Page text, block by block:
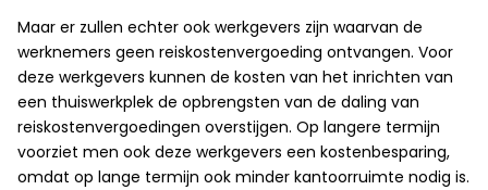
Maar er zullen echter ook werkgevers zijn waarvan de
werknemers geen reiskostenvergoeding ontvangen. Voor
deze werkgevers kunnen de kosten van het inrichten van
een thuiswerkplek de opbrengsten van de daling van
reiskostenvergoedingen overstijgen. Op langere termijn
voorziet men ook deze werkgevers een kostenbesparing,
omdat op lange termijn ook minder kantoorruimte nodig is.